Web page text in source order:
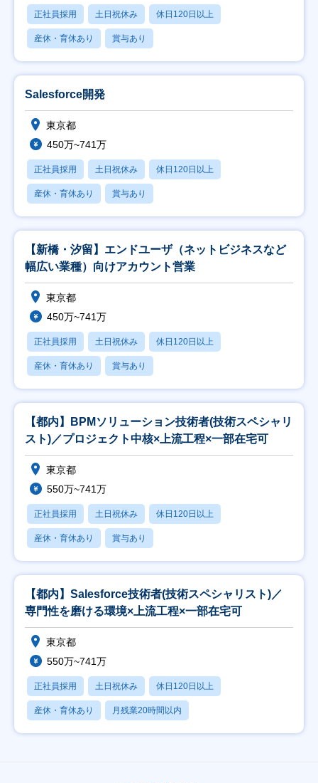
正社員採用 土日祝休み 休日120日以上
産休・育休あり 賞与あり
Salesforce開発
東京都
450万~741万
正社員採用 土日祝休み 休日120日以上
産休・育休あり 賞与あり
【新橋・汐留】エンドユーザ（ネットビジネスなど
幅広い業種）向けアカウント営業
東京都
450万~741万
正社員採用 土日祝休み 休日120日以上
産休・育休あり 賞与あり
【都内】BPMソリューション技術者(技術スペシャリ
スト)／プロジェクト中核×上流工程×一部在宅可
東京都
550万~741万
正社員採用 土日祝休み 休日120日以上
産休・育休あり 賞与あり
【都内】Salesforce技術者(技術スペシャリスト)／
専門性を磨ける環境×上流工程×一部在宅可
東京都
550万~741万
正社員採用 土日祝休み 休日120日以上
産休・育休あり 月残業20時間以内